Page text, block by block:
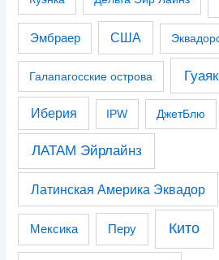
Эмбраер США
Галапагосские острова
Иберия IPW ДжетБлю
ЛАТАМ Эйрлайнз
Латинская Америка Эквадор
Мексика Перу Кито